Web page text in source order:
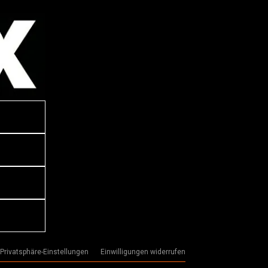
Einstellungen Einwilligungen widerrufen